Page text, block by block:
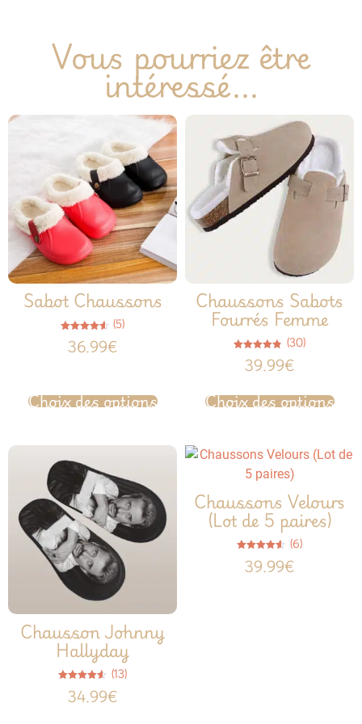
Vous pourriez être
intéressé...
Sabot Chaussons
4.60
sur 5
(5)
36.99€
Choix des options
Chaussons Sabots
Fourrés Femme
4.77
sur 5
(30)
39.99€
Choix des options
Chausson Johnny
Hallyday
4.54
sur 5
(13)
34.99€
Chaussons Velours
(Lot de 5 paires)
4.50
sur 5
(6)
39.99€